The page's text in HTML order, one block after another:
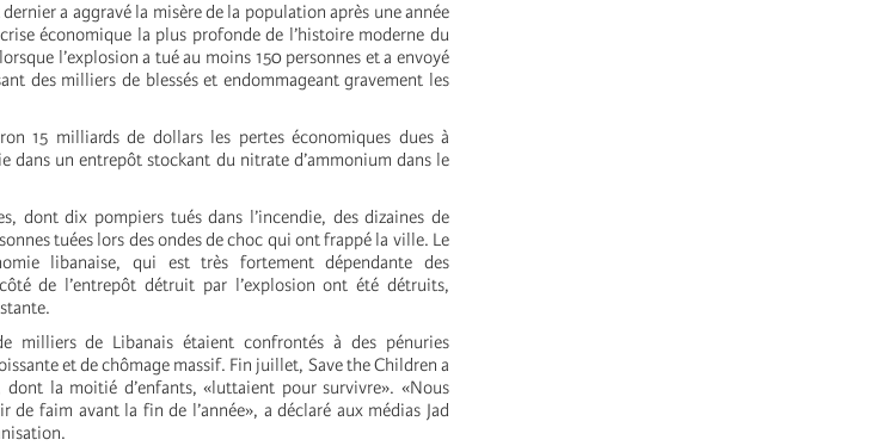
a aggravé la misère de la population après une année
économique la plus profonde de l’histoire moderne du
l’explosion a tué au moins 150 personnes et a envoyé
des milliers de blessés et endommageant gravement les
15 milliards de dollars les pertes économiques dues à
dans un entrepôt stockant du nitrate d’ammonium dans le
dont dix pompiers tués dans l’incendie, des dizaines de
tuées lors des ondes de choc qui ont frappé la ville. Le
libanaise, qui est très fortement dépendante des
de l’entrepôt détruit par l’explosion ont été détruits,
milliers de Libanais étaient confrontés à des pénuries
et de chômage massif. Fin juillet, Save the Children a
la moitié d’enfants, «luttaient pour survivre». «Nous
faim avant la fin de l’année», a déclaré aux médias Jad